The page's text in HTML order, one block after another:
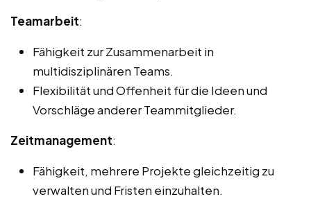
Teamarbeit:
Fähigkeit zur Zusammenarbeit in
multidisziplinären Teams.
Flexibilität und Offenheit für die Ideen und
Vorschläge anderer Teammitglieder.
Zeitmanagement:
Fähigkeit, mehrere Projekte gleichzeitig zu
verwalten und Fristen einzuhalten.